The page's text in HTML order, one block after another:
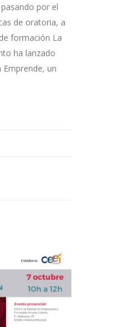
por el
de oratoria, a
formación La
ha lanzado
un